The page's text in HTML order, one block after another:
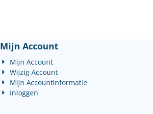
Mijn Account
Mijn Account
Wijzig Account
Mijn Accountinformatie
Inloggen